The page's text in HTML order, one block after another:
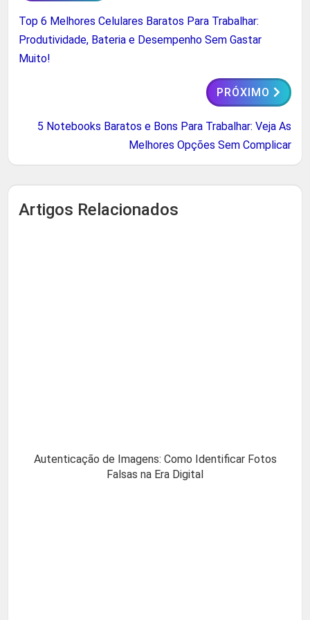
Top 6 Melhores Celulares Baratos Para Trabalhar:
Produtividade, Bateria e Desempenho Sem Gastar
Muito!
PRÓXIMO
5 Notebooks Baratos e Bons Para Trabalhar: Veja As
Melhores Opções Sem Complicar
Artigos Relacionados
Autenticação de Imagens: Como Identificar Fotos
Falsas na Era Digital